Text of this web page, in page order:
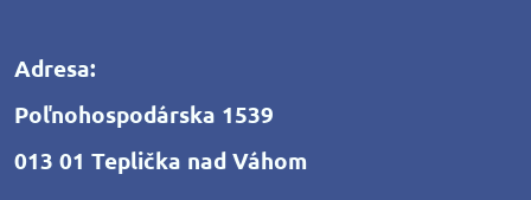
Adresa:
Poľnohospodárska 1539
013 01 Teplička nad Váhom